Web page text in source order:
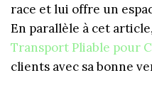
race et lui offre un
En parallèle à cet article,
Transport Pliable pour
clients avec sa bonne